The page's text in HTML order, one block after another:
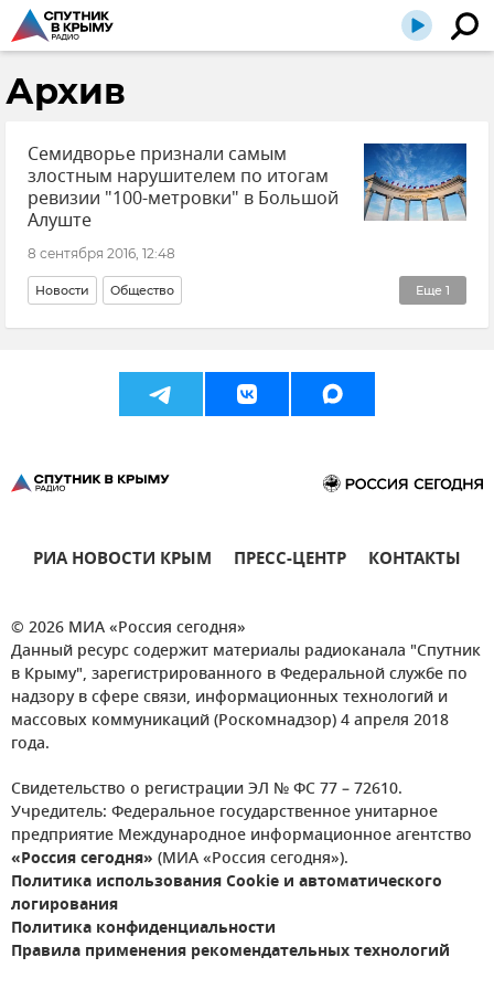
Архив
Семидворье признали самым
злостным нарушителем по итогам
ревизии "100-метровки" в Большой
Алуште
8 сентября 2016, 12:48
Еще 1
Новости Общество
Борьба с застройкой 100-метровой береговой зоны
РИА НОВОСТИ КРЫМ ПРЕСС-ЦЕНТР КОНТАКТЫ
© 2026 МИА «Россия сегодня»
Данный ресурс содержит материалы радиоканала "Спутник
в Крыму", зарегистрированного в Федеральной службе по
надзору в сфере связи, информационных технологий и
массовых коммуникаций (Роскомнадзор) 4 апреля 2018
года.
Свидетельство о регистрации ЭЛ № ФС 77 – 72610.
Учредитель: Федеральное государственное унитарное
предприятие Международное информационное агентство
«Россия сегодня» (МИА «Россия сегодня»).
Политика использования Cookie и автоматического
логирования
Политика конфиденциальности
Правила применения рекомендательных технологий